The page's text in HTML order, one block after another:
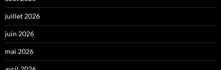
juillet 2026
juin 2026
mai 2026